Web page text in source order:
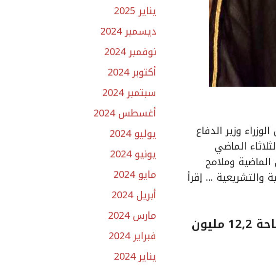
وزير الدفاع
الماضي
وملامح
والتشريعية … إقرأ
مركز خدمات المطورين العقاريين يعتمد 6 مخططات سكنية بمساحة 12,2 مليون
يناير 2025
ديسمبر 2024
نوفمبر 2024
أكتوبر 2024
سبتمبر 2024
أغسطس 2024
يوليو 2024
يونيو 2024
مايو 2024
أبريل 2024
مارس 2024
فبراير 2024
يناير 2024